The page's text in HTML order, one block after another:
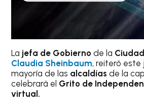
La jefa de Gobiernode la
Claudia Sheinbaum, reiteró este
mayoría de las alcaldías de la
celebrará el Grito de
virtual.